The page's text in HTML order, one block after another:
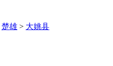
楚雄 > 大姚县